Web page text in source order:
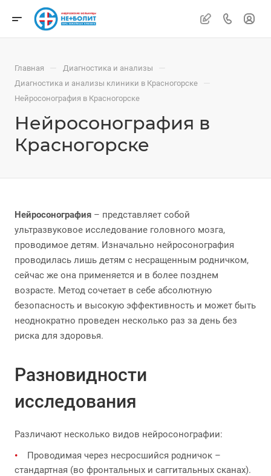
Главная — Диагностика и анализы —
Диагностика и анализы клиники в Красногорске —
Нейросонография в Красногорске
Нейросонография в
Красногорске
Нейросонография – представляет собой
ультразвуковое исследование головного мозга,
проводимое детям. Изначально нейросонография
проводилась лишь детям с несращенным родничком,
сейчас же она применяется и в более позднем
возрасте. Метод сочетает в себе абсолютную
безопасность и высокую эффективность и может быть
неоднократно проведен несколько раз за день без
риска для здоровья.
Разновидности
исследования
Различают несколько видов нейросонографии:
Проводимая через несросшийся родничок –
стандартная (во фронтальных и саггитальных сканах).